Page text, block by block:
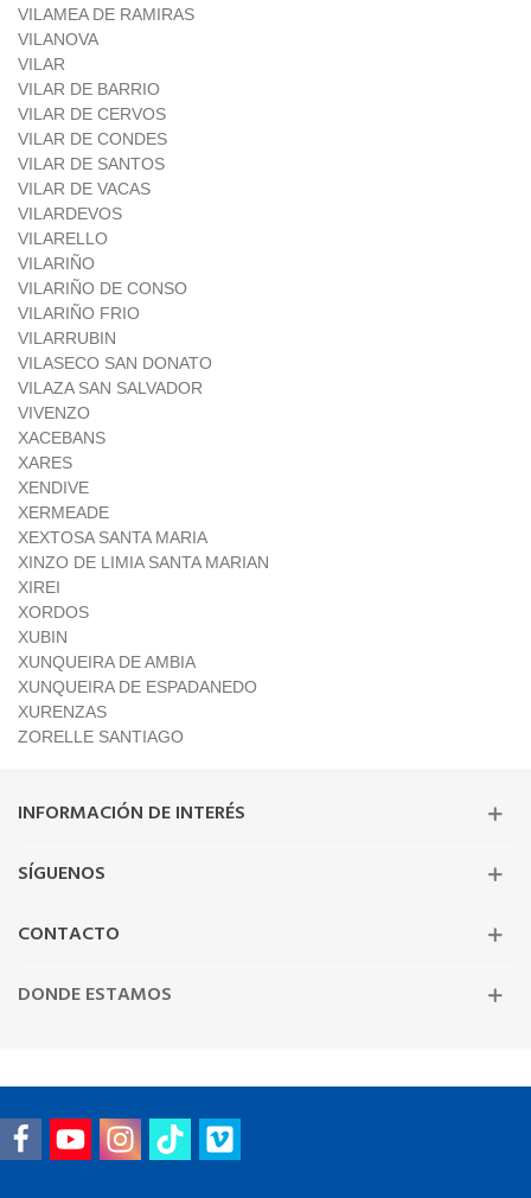
VILAMEA DE RAMIRAS
VILANOVA
VILAR
VILAR DE BARRIO
VILAR DE CERVOS
VILAR DE CONDES
VILAR DE SANTOS
VILAR DE VACAS
VILARDEVOS
VILARELLO
VILARIÑO
VILARIÑO DE CONSO
VILARIÑO FRIO
VILARRUBIN
VILASECO SAN DONATO
VILAZA SAN SALVADOR
VIVENZO
XACEBANS
XARES
XENDIVE
XERMEADE
XEXTOSA SANTA MARIA
XINZO DE LIMIA SANTA MARIAN
XIREI
XORDOS
XUBIN
XUNQUEIRA DE AMBIA
XUNQUEIRA DE ESPADANEDO
XURENZAS
ZORELLE SANTIAGO
INFORMACIÓN DE INTERÉS
SÍGUENOS
CONTACTO
DONDE ESTAMOS